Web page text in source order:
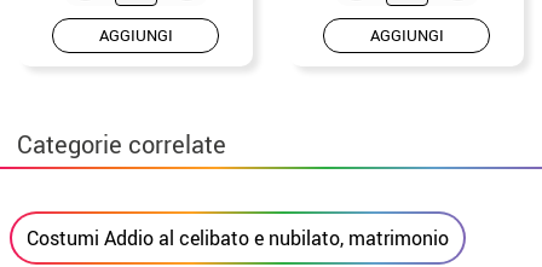
AGGIUNGI AGGIUNGI
Categorie correlate
Costumi Addio al celibato e nubilato, matrimonio